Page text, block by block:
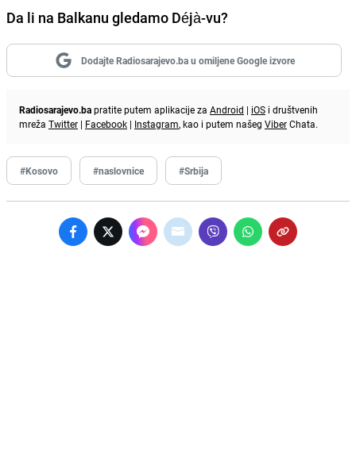
Da li na Balkanu gledamo Déjà-vu?
Dodajte Radiosarajevo.ba u omiljene Google izvore
Radiosarajevo.bapratite putem aplikacije za Android | iOS i društvenih
mreža Twitter | Facebook | Instagram, kao i putem našeg ViberChata.
#Kosovo #naslovnice #Srbija